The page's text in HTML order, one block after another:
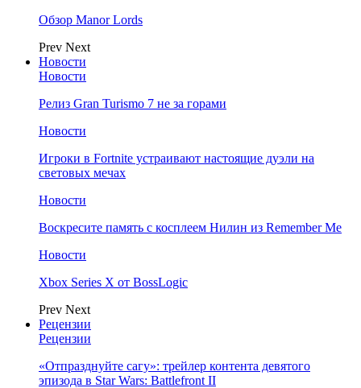
Обзор Manor Lords
Prev Next
Новости
Новости
Релиз Gran Turismo 7 не за горами
Новости
Игроки в Fortnite устраивают настоящие дуэли на
световых мечах
Новости
Воскресите память с косплеем Нилин из Remember Me
Новости
Xbox Series X от BossLogic
Prev Next
Рецензии
Рецензии
«Отпразднуйте сагу»: трейлер контента девятого
эпизода в Star Wars: Battlefront II